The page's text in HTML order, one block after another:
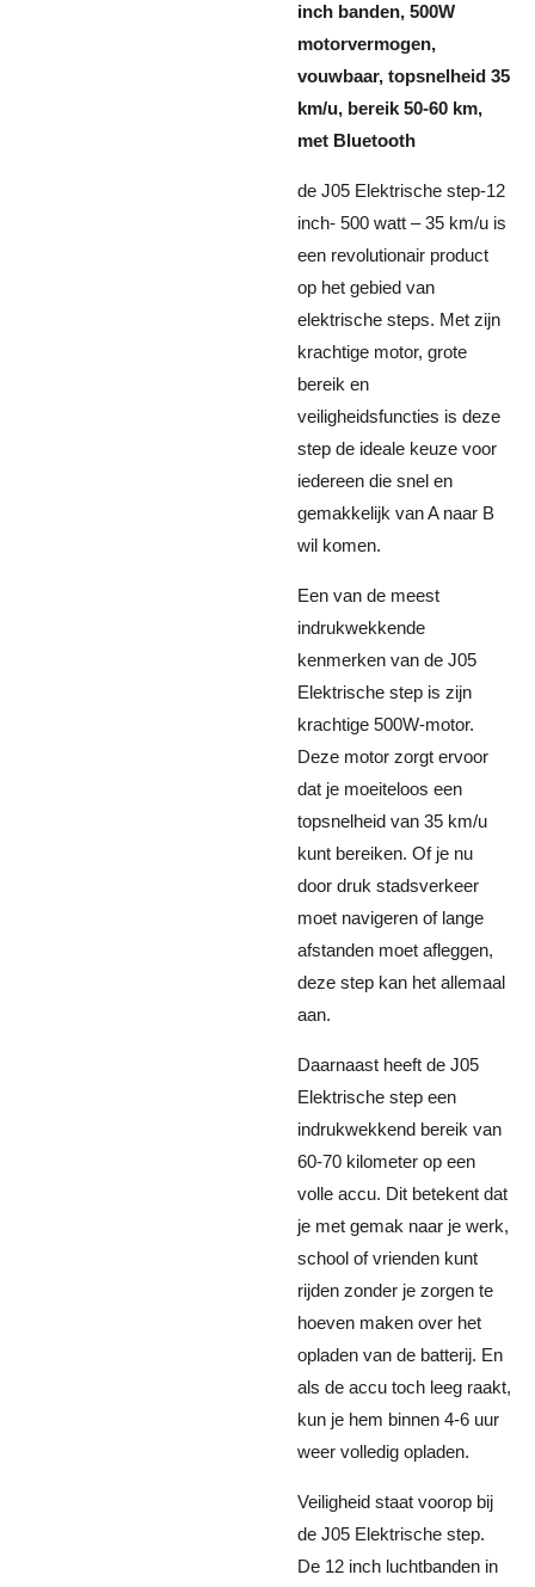
inch banden, 500W
motorvermogen,
vouwbaar, topsnelheid 35
km/u, bereik 50-60 km,
met Bluetooth
de J05 Elektrische step-12
inch- 500 watt – 35 km/u is
een revolutionair product
op het gebied van
elektrische steps. Met zijn
krachtige motor, grote
bereik en
veiligheidsfuncties is deze
step de ideale keuze voor
iedereen die snel en
gemakkelijk van A naar B
wil komen.
Een van de meest
indrukwekkende
kenmerken van de J05
Elektrische step is zijn
krachtige 500W-motor.
Deze motor zorgt ervoor
dat je moeiteloos een
topsnelheid van 35 km/u
kunt bereiken. Of je nu
door druk stadsverkeer
moet navigeren of lange
afstanden moet afleggen,
deze step kan het allemaal
aan.
Daarnaast heeft de J05
Elektrische step een
indrukwekkend bereik van
60-70 kilometer op een
volle accu. Dit betekent dat
je met gemak naar je werk,
school of vrienden kunt
rijden zonder je zorgen te
hoeven maken over het
opladen van de batterij. En
als de accu toch leeg raakt,
kun je hem binnen 4-6 uur
weer volledig opladen.
Veiligheid staat voorop bij
de J05 Elektrische step.
De 12 inch luchtbanden in